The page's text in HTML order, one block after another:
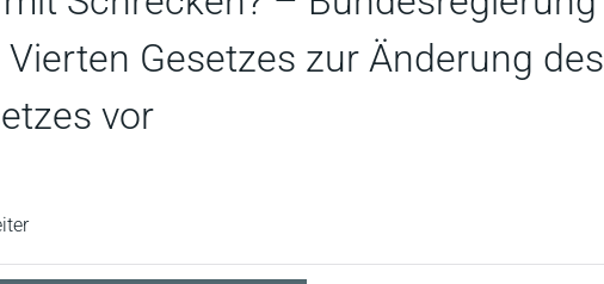
Gesetzes zur Änderung des
vor